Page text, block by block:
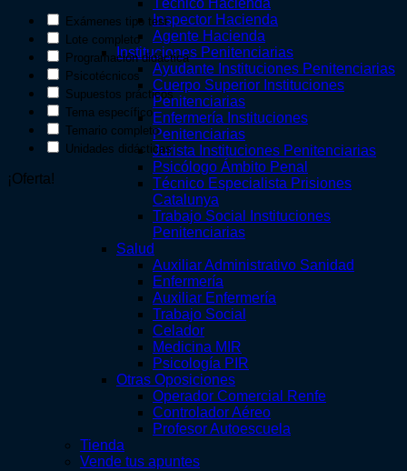
Técnico Hacienda
Inspector Hacienda
Agente Hacienda
Instituciones Penitenciarias
Ayudante Instituciones Penitenciarias
Cuerpo Superior Instituciones
Penitenciarias
Enfermería Instituciones
Penitenciarias
Jurista Instituciones Penitenciarias
Psicólogo Ámbito Penal
Técnico Especialista Prisiones
Catalunya
Trabajo Social Instituciones
Penitenciarias
Salud
Auxiliar Administrativo Sanidad
Enfermería
Auxiliar Enfermería
Trabajo Social
Celador
Medicina MIR
Psicología PIR
Otras Oposiciones
Operador Comercial Renfe
Controlador Aéreo
Profesor Autoescuela
Tienda
Vende tus apuntes
Exámenes tipo test
Lote completo
Programación didáctica
Psicotécnicos
Supuestos prácticos
Tema específico
Temario completo
Unidades didácticas
¡Oferta!